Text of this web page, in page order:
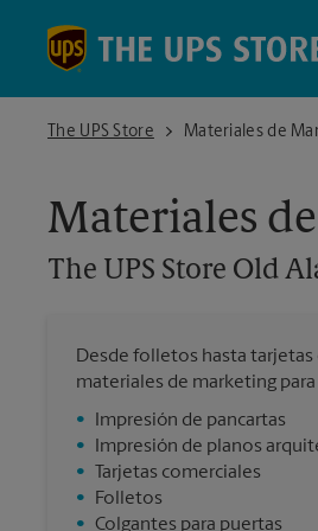
The UPS Store
The UPS Store Old Alabama Rd
Materiales de
Materiales
The UPS Store Old
Desde folletos hasta
materiales de marketing
•
Impresión de pancartas
•
Impresión de planos
•
Tarjetas comerciales
•
Folletos
• Colgantes para puertas